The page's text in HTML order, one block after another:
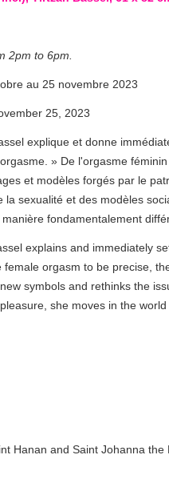
2pm to 6pm.
au 25 novembre 2023
25, 2023
explique et donne
» De l'orgasme
et modèles forgés par le
sexualité et des modèles
fondamentalement
explains and immediately
orgasm to be precise,
symbols and rethinks the
she moves in the
Hanan and Saint Johanna